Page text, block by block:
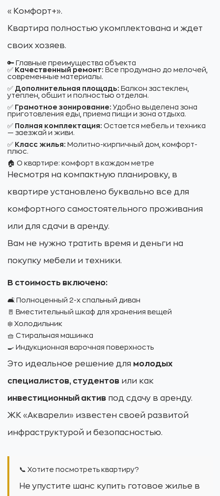
«Комфорт+».
Квартира полностью укомплектована и ждет
своих хозяев.
🔑 Главные преимущества объекта
✅ Качественный ремонт: Все продумано до мелочей,
современные материалы.
✅ Дополнительная площадь: Балкон застеклен,
утеплен, обшит и полностью отделан.
✅ Грамотное зонирование: Удобно выделена зона
приготовления еды, приема пищи и зона отдыха.
✅ Полная комплектация: Остается мебель и техника
— заезжай и живи.
✅ Класс жилья: Молитно-кирпичный дом, комфорт-
плюс.
🏠 О квартире: комфорт в каждом метре
Несмотря на компактную планировку, в
квартире установлено буквально все для
комфортного самостоятельного проживания
или для сдачи в аренду.
Вам не нужно тратить время и деньги на
покупку мебели и техники.
В стоимость включено:
🛋️ Полноценный 2-х спальный диван
🚪 Вместительный шкаф для хранения вещей
❄️ Холодильник
🧺 Стиральная машинка
🍳 Индукционная варочная поверхность
Это идеальное решение для молодых
специалистов, студентов или как
инвестиционный актив под сдачу в аренду.
ЖК «Акварели» известен своей развитой
инфраструктурой и безопасностью.
📞 Хотите посмотреть квартиру?
Не упустите шанс купить готовое жилье в